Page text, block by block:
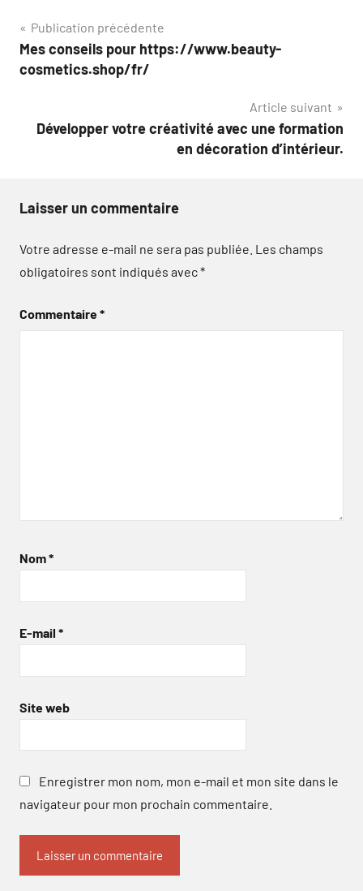
Navigation
de
Publication précédente
Mes conseils pour https://www.beauty-
cosmetics.shop/fr/
Article suivant
Développer votre créativité avec une formation
en décoration d’intérieur.
Laisser un commentaire
Votre adresse e-mail ne sera pas publiée. Les champs
obligatoires sont indiqués avec*
Commentaire*
Nom*
E-mail *
Site web
Enregistrer mon nom, mon e-mail et mon site dans le
navigateur pour mon prochain commentaire.